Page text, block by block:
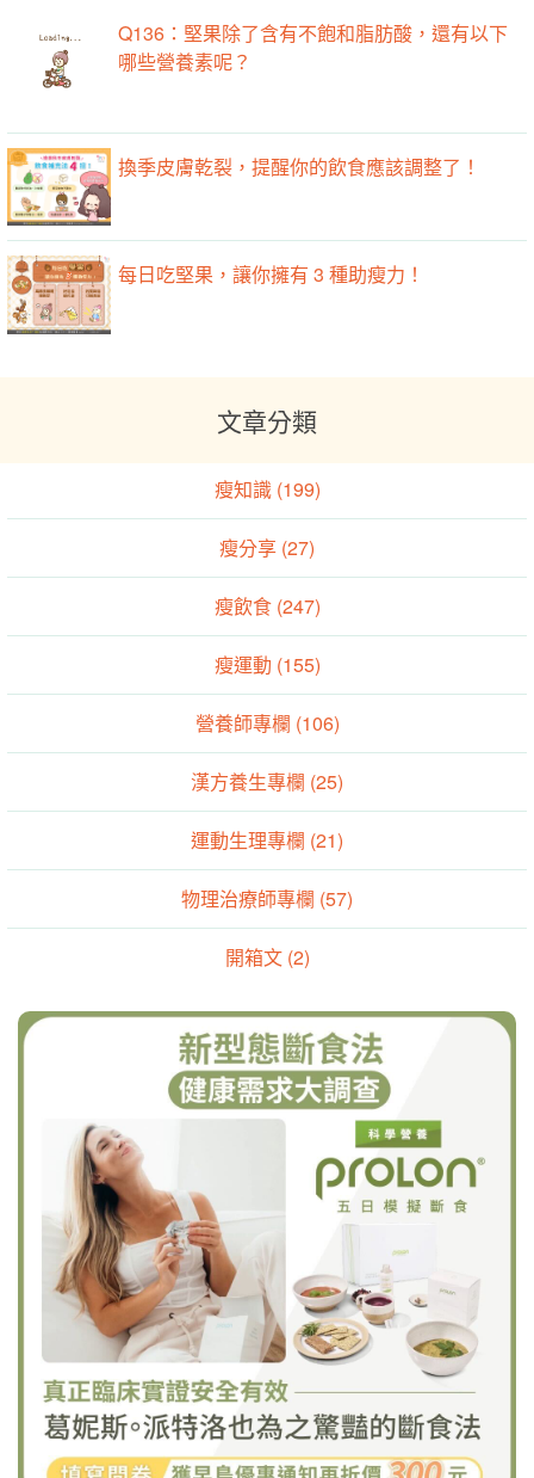
Q136：堅果除了含有不飽和脂肪酸，還有以下
哪些營養素呢？
換季皮膚乾裂，提醒你的飲食應該調整了！
每日吃堅果，讓你擁有 3 種助瘦力！
文章分類
瘦知識 (199)
瘦分享 (27)
瘦飲食 (247)
瘦運動 (155)
營養師專欄 (106)
漢方養生專欄 (25)
運動生理專欄 (21)
物理治療師專欄 (57)
開箱文 (2)